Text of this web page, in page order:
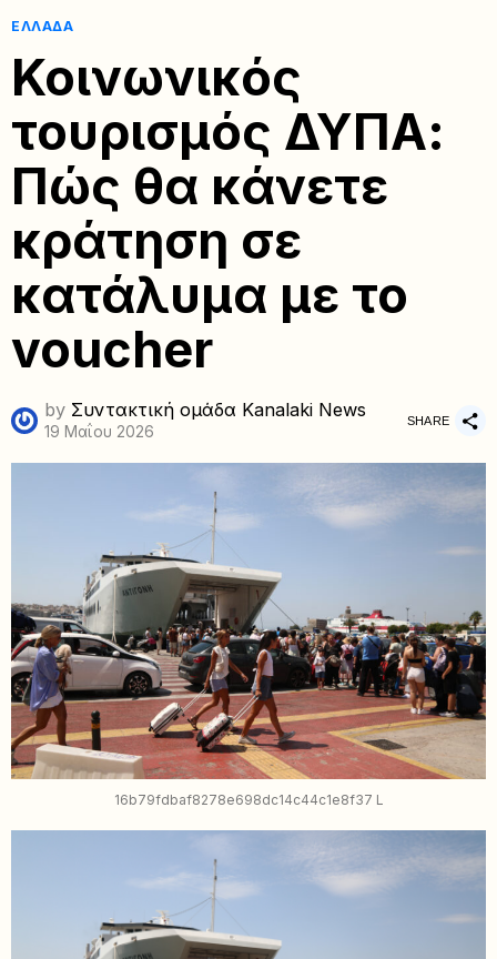
ΕΛΛΆΔΑ
Κοινωνικός
τουρισμός ΔΥΠΑ:
Πώς θα κάνετε
κράτηση σε
κατάλυμα με το
voucher
by Συντακτική ομάδα Kanalaki News
19 Μαΐου 2026
SHARE
16b79fdbaf8278e698dc14c44c1e8f37 L